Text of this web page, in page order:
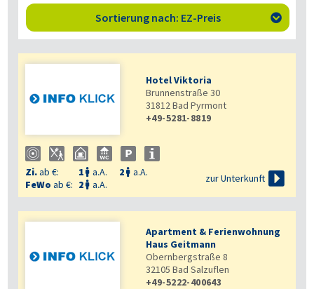
Sortierung nach: EZ-Preis 
Hotel Viktoria
Brunnenstraße 30
31812Bad Pyrmont
+49-5281-8819
Zi.ab €: 1  a.A. 2  a.A.
FeWo ab €: 2  a.A.
zur Unterkunft 
Apartment & Ferienwohnung
Haus Geitmann
Obernbergstraße 8
32105 Bad Salzuflen
+49-5222-400643